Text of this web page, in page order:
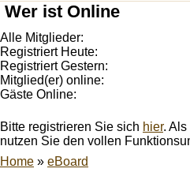
Wer ist Online
Alle Mitglieder:
Registriert Heute:
Registriert Gestern:
Mitglied(er) online:
Gäste Online:
Bitte registrieren Sie sich hier.
nutzen Sie den vollen
Home » eBoard